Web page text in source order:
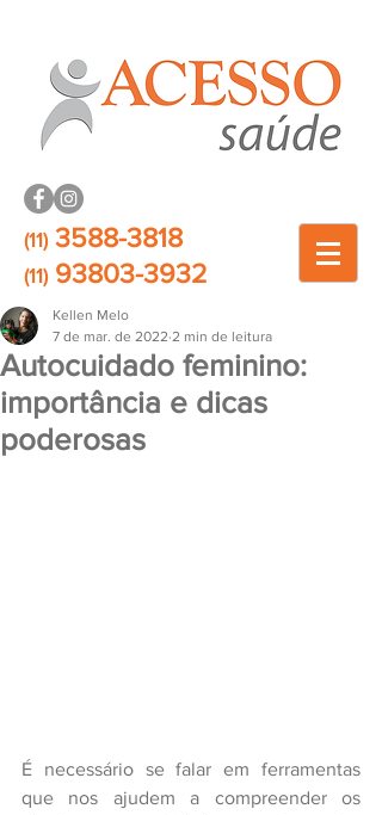
(11)3588-3818
(11)93803-3932
Autocuidado feminino:
importância e dicas
poderosas
Kellen Melo
7 de mar. de 2022 2 min de leitura
É necessário se falar em ferramentas
que nos ajudem a compreender os